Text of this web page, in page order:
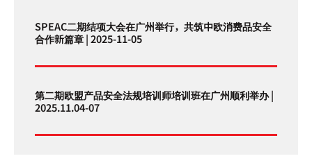
SPEAC二期结项大会在广州举行，共筑中欧消费品安全
合作新篇章 | 2025-11-05
第二期欧盟产品安全法规培训师培训班在广州顺利举办 |
2025.11.04-07